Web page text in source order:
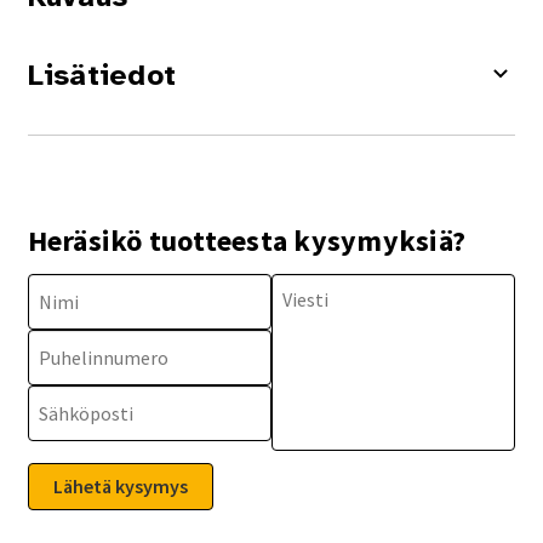
Lisätiedot
Heräsikö tuotteesta kysymyksiä?